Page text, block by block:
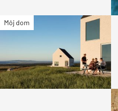
Môj dom